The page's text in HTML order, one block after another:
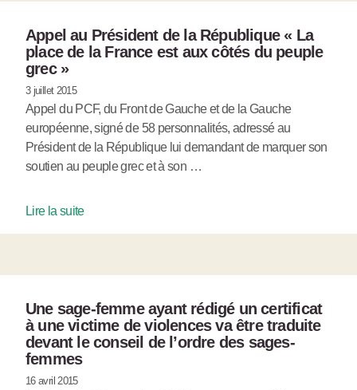
Appel au Président de la République « La
place de la France est aux côtés du peuple
grec »
3 juillet 2015
Appel du PCF, du Front de Gauche et de la Gauche
européenne, signé de 58 personnalités, adressé au
Président de la République lui demandant de marquer son
soutien au peuple grec et à son …
Lire la suite
Une sage-femme ayant rédigé un certificat
à une victime de violences va être traduite
devant le conseil de l’ordre des sages-
femmes
16 avril 2015